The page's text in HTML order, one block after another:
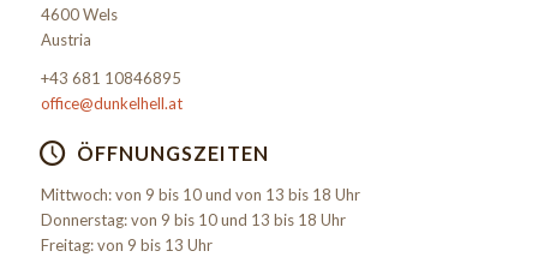
4600 Wels
Austria
+43 681 10846895
office@dunkelhell.at
ÖFFNUNGSZEITEN
Mittwoch: von 9 bis 10 und von 13 bis 18 Uhr
Donnerstag: von 9 bis 10 und 13 bis 18 Uhr
Freitag: von 9 bis 13 Uhr